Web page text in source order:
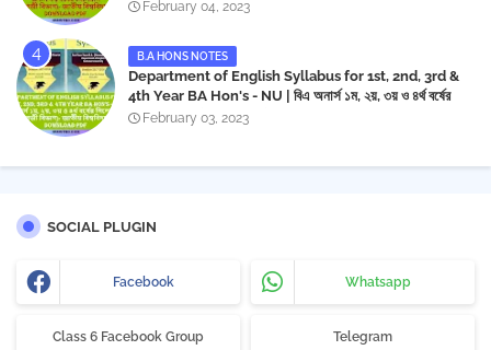
February 04, 2023
B.A HONS NOTES
Department of English Syllabus for 1st, 2nd, 3rd &
4th Year BA Hon's - NU | বিএ অনার্স ১ম, ২য়, ৩য় ও ৪র্থ বর্ষের
সিলেবাস (ইংরেজী বিভাগ)- জাতীয় বিশ্ববিদ্যালয় | Download PDF
February 03, 2023
SOCIAL PLUGIN
Facebook Whatsapp
Class 6 Facebook Group Telegram